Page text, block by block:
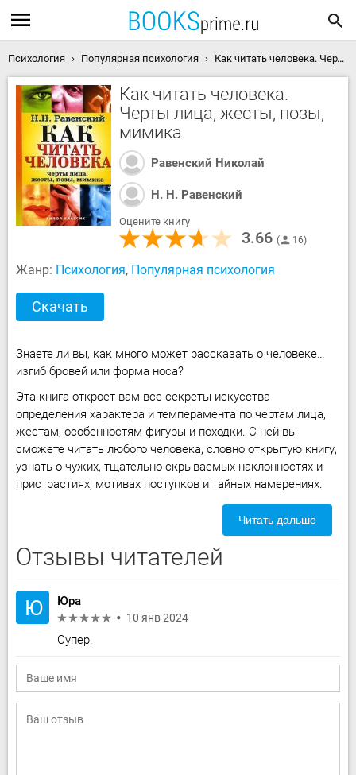
Психология Популярная психология Как читать человека. Черты лица, жесты, позы, мимика скачать книгу
Как читать человека.
Черты лица, жесты, позы,
мимика
Равенский Николай
Н. Н. Равенский
Оцените книгу
3.66 16
Жанр: Психология, Популярная психология
Скачать
Знаете ли вы, как много может рассказать о человеке…
изгиб бровей или форма носа?
Эта книга откроет вам все секреты искусства
определения характера и темперамента по чертам лица,
жестам, особенностям фигуры и походки. С ней вы
сможете читать любого человека, словно открытую книгу,
узнать о чужих, тщательно скрываемых наклонностях и
пристрастиях, мотивах поступков и тайных намерениях.
Читать дальше
Отзывы читателей
Ю Юра
10 янв 2024
Супер.